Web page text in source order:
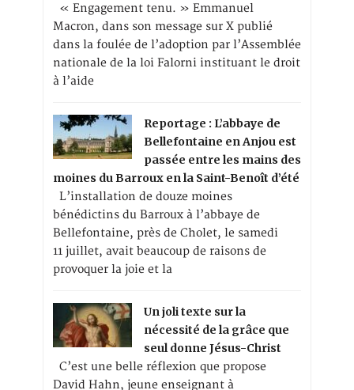
« Engagement tenu. » Emmanuel
Macron, dans son message sur X publié
dans la foulée de l’adoption par l’Assemblée
nationale de la loi Falorni instituant le droit
à l’aide
Reportage : L’abbaye de
Bellefontaine en Anjou est
passée entre les mains des
moines du Barroux en la Saint-Benoît d’été
L’installation de douze moines
bénédictins du Barroux à l’abbaye de
Bellefontaine, près de Cholet, le samedi
11 juillet, avait beaucoup de raisons de
provoquer la joie et la
Un joli texte sur la
nécessité de la grâce que
seul donne Jésus-Christ
C’est une belle réflexion que propose
David Hahn, jeune enseignant à